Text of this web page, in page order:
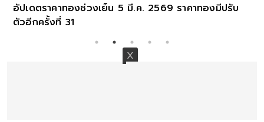
อัปเดตราคาทองช่วงเย็น 5 มี.ค. 2569 ราคาทองมีปรับ
ตัวอีกครั้งที่ 31